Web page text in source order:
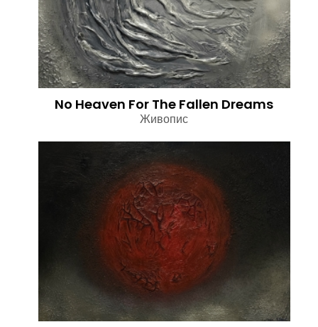
No Heaven For The Fallen Dreams
Живопис